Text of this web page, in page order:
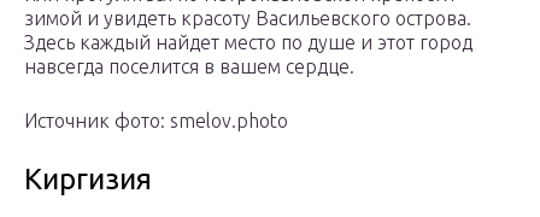
зимой и увидеть красоту Васильевского острова.
Здесь каждый найдет место по душе и этот город
навсегда поселится в вашем сердце.
Источник фото: smelov.photo
Киргизия